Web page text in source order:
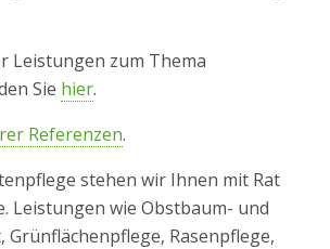
Leistungen zum Thema
Sie hier.
Referenzen.
stehen wir Ihnen mit Rat
Leistungen wie Obstbaum- und
Rasenpflege,